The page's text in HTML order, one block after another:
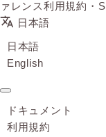
ァレンス利用規約・
日本語
日本語
English
ドキュメント
利用規約